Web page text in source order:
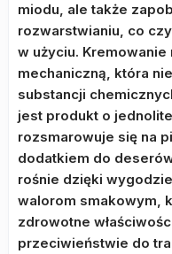
miodu, ale także
rozwarstwianiu, co
w użyciu.
mechaniczną, która
substancji
jest produkt o
rozsmarowuje się na
dodatkiem do
rośnie dzięki
walorom smakowym,
zdrowotne
przeciwieństwie do